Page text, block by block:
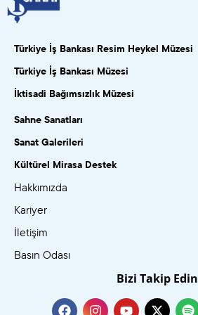
Türkiye İş Bankası Resim Heykel Müzesi
Türkiye İş Bankası Müzesi
İktisadi Bağımsızlık Müzesi
Sahne Sanatları
Sanat Galerileri
Kültürel Mirasa Destek
Hakkımızda
Kariyer
İletişim
Basın Odası
Bizi Takip Edin